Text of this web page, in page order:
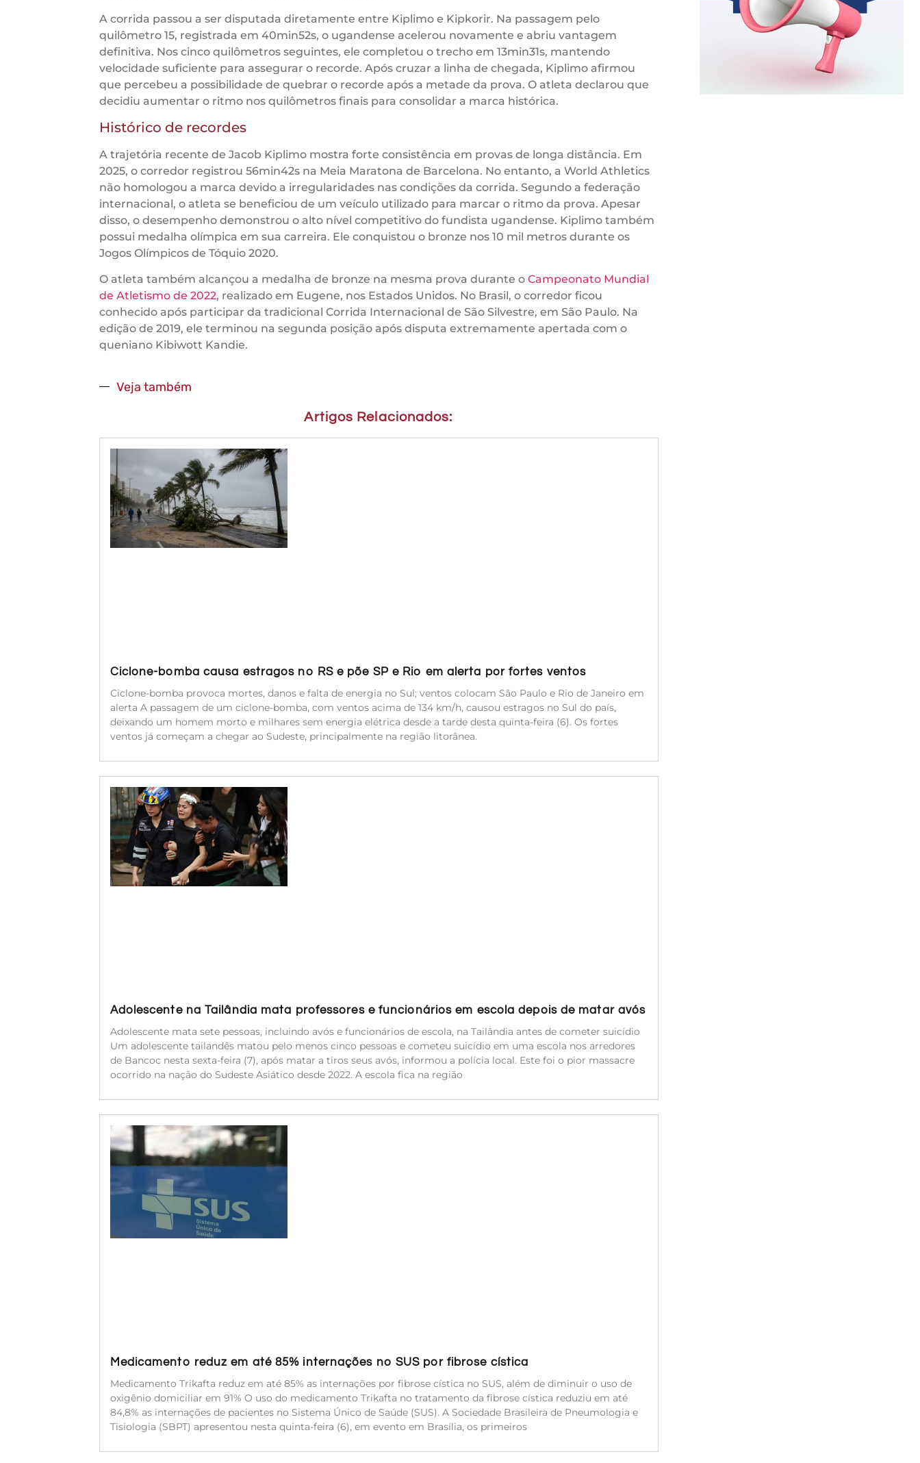
A corrida passou a ser disputada diretamente entre Kiplimo e Kipkorir. Na passagem pelo
quilômetro 15, registrada em 40min52s, o ugandense acelerou novamente e abriu vantagem
definitiva. Nos cinco quilômetros seguintes, ele completou o trecho em 13min31s, mantendo
velocidade suficiente para assegurar o recorde. Após cruzar a linha de chegada, Kiplimo afirmou
que percebeu a possibilidade de quebrar o recorde após a metade da prova. O atleta declarou que
decidiu aumentar o ritmo nos quilômetros finais para consolidar a marca histórica.
Histórico de recordes
A trajetória recente de Jacob Kiplimo mostra forte consistência em provas de longa distância. Em
2025, o corredor registrou 56min42s na Meia Maratona de Barcelona. No entanto, a World Athletics
não homologou a marca devido a irregularidades nas condições da corrida. Segundo a federação
internacional, o atleta se beneficiou de um veículo utilizado para marcar o ritmo da prova. Apesar
disso, o desempenho demonstrou o alto nível competitivo do fundista ugandense. Kiplimo também
possui medalha olímpica em sua carreira. Ele conquistou o bronze nos 10 mil metros durante os
Jogos Olímpicos de Tóquio 2020.
O atleta também alcançou a medalha de bronze na mesma prova durante o Campeonato Mundial
de Atletismo de 2022, realizado em Eugene, nos Estados Unidos. No Brasil, o corredor ficou
conhecido após participar da tradicional Corrida Internacional de São Silvestre, em São Paulo. Na
edição de 2019, ele terminou na segunda posição após disputa extremamente apertada com o
queniano Kibiwott Kandie.
Veja também
Artigos Relacionados:
Ciclone-bomba causa estragos no RS e põe SP e Rio em alerta por fortes ventos
Ciclone-bomba provoca mortes, danos e falta de energia no Sul; ventos colocam São Paulo e Rio de Janeiro em
alerta A passagem de um ciclone-bomba, com ventos acima de 134 km/h, causou estragos no Sul do país,
deixando um homem morto e milhares sem energia elétrica desde a tarde desta quinta-feira (6). Os fortes
ventos já começam a chegar ao Sudeste, principalmente na região litorânea.
Adolescente na Tailândia mata professores e funcionários em escola depois de matar avós
Adolescente mata sete pessoas, incluindo avós e funcionários de escola, na Tailândia antes de cometer suicídio
Um adolescente tailandês matou pelo menos cinco pessoas e cometeu suicídio em uma escola nos arredores
de Bancoc nesta sexta-feira (7), após matar a tiros seus avós, informou a polícia local. Este foi o pior massacre
ocorrido na nação do Sudeste Asiático desde 2022. A escola fica na região
Medicamento reduz em até 85% internações no SUS por fibrose cística
Medicamento Trikafta reduz em até 85% as internações por fibrose cística no SUS, além de diminuir o uso de
oxigênio domiciliar em 91% O uso do medicamento Trikafta no tratamento da fibrose cística reduziu em até
84,8% as internações de pacientes no Sistema Único de Saúde (SUS). A Sociedade Brasileira de Pneumologia e
Tisiologia (SBPT) apresentou nesta quinta-feira (6), em evento em Brasília, os primeiros